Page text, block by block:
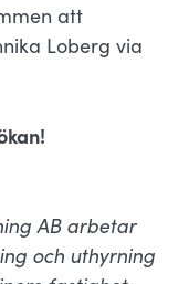
att
Loberg via
AB arbetar
och uthyrning